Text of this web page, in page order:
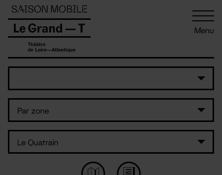
Menu
Panneau de gestion des cookies